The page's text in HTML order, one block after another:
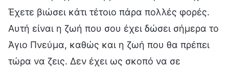
Έχετε βιώσει κάτι τέτοιο πάρα πολλές φορές.
Αυτή είναι η ζωή που σου έχει δώσει σήμερα το
Άγιο Πνεύμα, καθώς και η ζωή που θα πρέπει
τώρα να ζεις. Δεν έχει ως σκοπό να σε